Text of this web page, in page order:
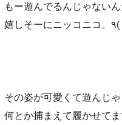
もー遊んでるんじゃない
その姿が可愛くて遊んじ
何とか捕まえて履かせて